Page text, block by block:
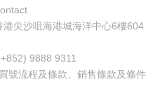
尖沙咀海港城海洋中心6樓604
9888 9311
買號流程及條款
銷售條款及條件